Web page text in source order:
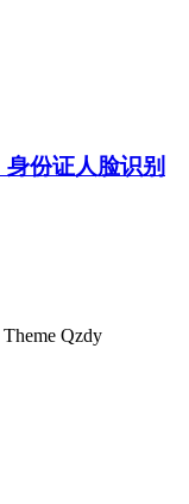
份证人脸识别
Theme Qzdy